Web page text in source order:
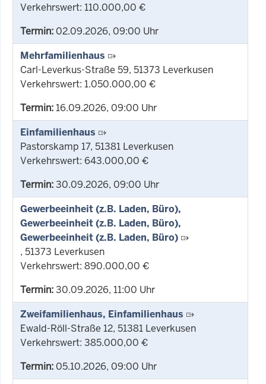
Verkehrswert: 110.000,00 €
Termin:02.09.2026, 09:00 Uhr
Mehrfamilienhaus
Carl-Leverkus-Straße 59, 51373 Leverkusen
Verkehrswert: 1.050.000,00 €
Termin:16.09.2026, 09:00 Uhr
Einfamilienhaus
Pastorskamp 17, 51381 Leverkusen
Verkehrswert: 643.000,00 €
Termin:30.09.2026, 09:00 Uhr
Gewerbeeinheit (z.B. Laden, Büro),
Gewerbeeinheit (z.B. Laden, Büro),
Gewerbeeinheit (z.B. Laden, Büro)
, 51373 Leverkusen
Verkehrswert: 890.000,00 €
Termin:30.09.2026, 11:00 Uhr
Zweifamilienhaus, Einfamilienhaus
Ewald-Röll-Straße 12, 51381 Leverkusen
Verkehrswert: 385.000,00 €
Termin:05.10.2026, 09:00 Uhr